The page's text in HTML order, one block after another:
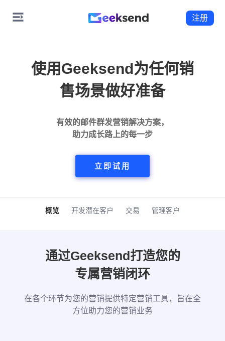
注册
使用Geeksend为任何销
售场景做好准备
有效的邮件群发营销解决方案，
助力成长路上的每一步
立即试用
通过Geeksend打造您的
专属营销闭环
在各个环节为您的营销提供特定营销工具，旨在全
方位助力您的营销业务
概览 开发潜在客户 交易 管理客户